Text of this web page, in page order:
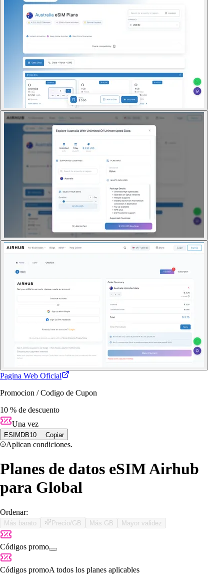
Pagina Web Oficial
Promocion / Codigo de Cupon
10 % de descuento
Una vez
ESIMDB10 Copiar
Aplican condiciones.
Planes de datos eSIM Airhub
para Global
Ordenar:
Más barato Precio/GB Más GB Mayor validez
Códigos promo
Códigos promoA todos los planes aplicables